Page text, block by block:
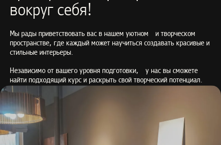
вокруг себя!
Мы рады приветствовать вас в нашем уютном и творческом
пространстве, где каждый может научиться создавать красивые и
стильные интерьеры.
Независимо от вашего уровня подготовки, у нас вы сможете
найти подходящий курс и раскрыть свой творческий потенциал.